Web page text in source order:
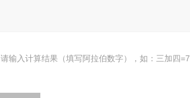
请输入计算结果（填写阿拉伯数字），如：三加四=7